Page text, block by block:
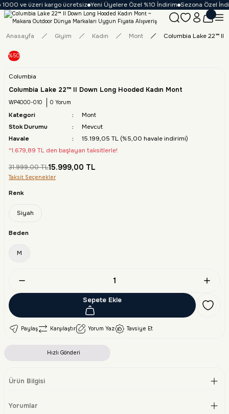
ve üzeri kargo ücretsiz Yeni Üyelere Özel %10 İndirim Sezona Özel
Anasayfa Giyim Kadın Mont Columbia Lake 22™ II
%50
Columbia
Columbia Lake 22™ II Down Long Hooded Kadın Mont
WP4000-010 0 Yorum
Kategori
Mont
Stok Durumu
Mevcut
Havale
15.199,05 TL (%5,00 havale indirimi)
*1.679,89 TL den başlayan taksitlerle!
31.999,00 TL15.999,00 TL
Taksit Seçenekler
Renk
Siyah
Beden
M
Sepete Ekle
Paylaş Karşılaştır Yorum Yaz Tavsiye Et
Hızlı Gönderi
Ürün Bilgisi
Yorumlar